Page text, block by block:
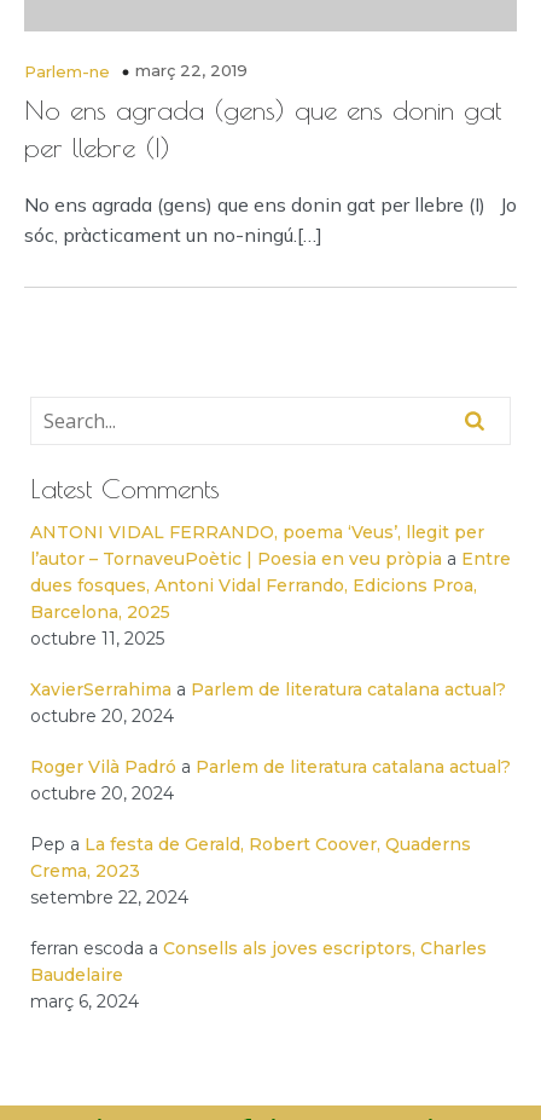
Parlem-ne març 22, 2019
No ens agrada (gens) que ens donin gat
per llebre (I)
No ens agrada (gens) que ens donin gat per llebre (I) Jo
sóc, pràcticament un no-ningú.[…]
Latest Comments
ANTONI VIDAL FERRANDO, poema ‘Veus’, llegit per
l’autor – TornaveuPoètic | Poesia en veu pròpia a Entre
dues fosques, Antoni Vidal Ferrando, Edicions Proa,
Barcelona, 2025
octubre 11, 2025
XavierSerrahima a Parlem de literatura catalana actual?
octubre 20, 2024
Roger Vilà Padró a Parlem de literatura catalana actual?
octubre 20, 2024
Pep a La festa de Gerald, Robert Coover, Quaderns
Crema, 2023
setembre 22, 2024
ferran escoda a Consells als joves escriptors, Charles
Baudelaire
març 6, 2024